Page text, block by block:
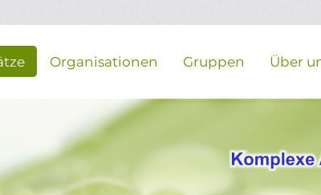
Organisationen Gruppen Über